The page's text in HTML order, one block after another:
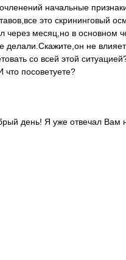
начальные
это скрининговый
месяц,но в основном
не
со всей этой
что посоветуете?
день! Я уже отвечал Вам